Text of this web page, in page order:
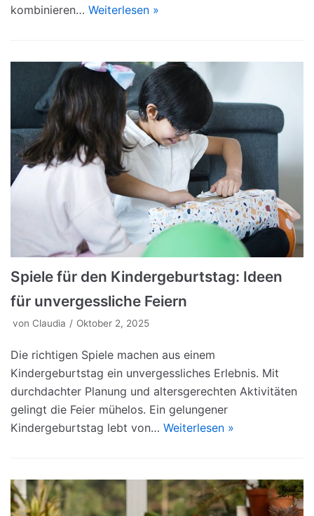
kombinieren… Weiterlesen »
Spiele für den Kindergeburtstag: Ideen
für unvergessliche Feiern
von Claudia Oktober 2, 2025
Die richtigen Spiele machen aus einem
Kindergeburtstag ein unvergessliches Erlebnis. Mit
durchdachter Planung und altersgerechten Aktivitäten
gelingt die Feier mühelos. Ein gelungener
Kindergeburtstag lebt von… Weiterlesen »